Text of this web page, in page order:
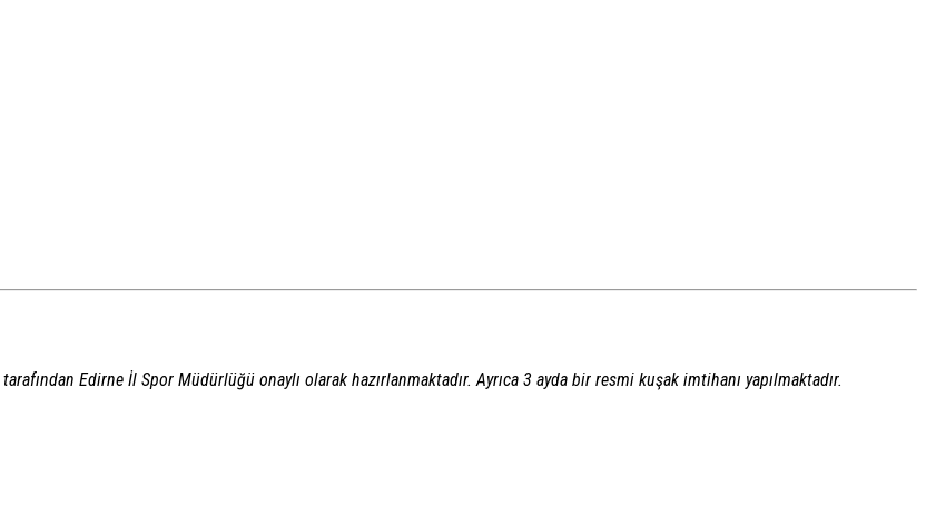
tarafından Edirne İl Spor Müdürlüğü onaylı olarak hazırlanmaktadır. Ayrıca 3 ayda bir resmi kuşak imtihanı yapılmaktadır.